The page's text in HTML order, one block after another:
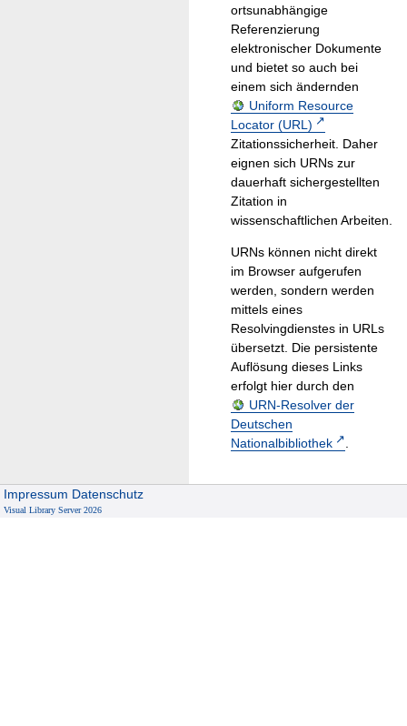
ortsunabhängige
Referenzierung
elektronischer Dokumente
und bietet so auch bei
einem sich ändernden
Uniform Resource
Locator (URL)
Zitationssicherheit. Daher
eignen sich URNs zur
dauerhaft sichergestellten
Zitation in
wissenschaftlichen Arbeiten.
URNs können nicht direkt
im Browser aufgerufen
werden, sondern werden
mittels eines
Resolvingdienstes in URLs
übersetzt. Die persistente
Auflösung dieses Links
erfolgt hier durch den
URN-Resolver der
Deutschen
Nationalbibliothek
.
Impressum Datenschutz
Visual Library Server 2026